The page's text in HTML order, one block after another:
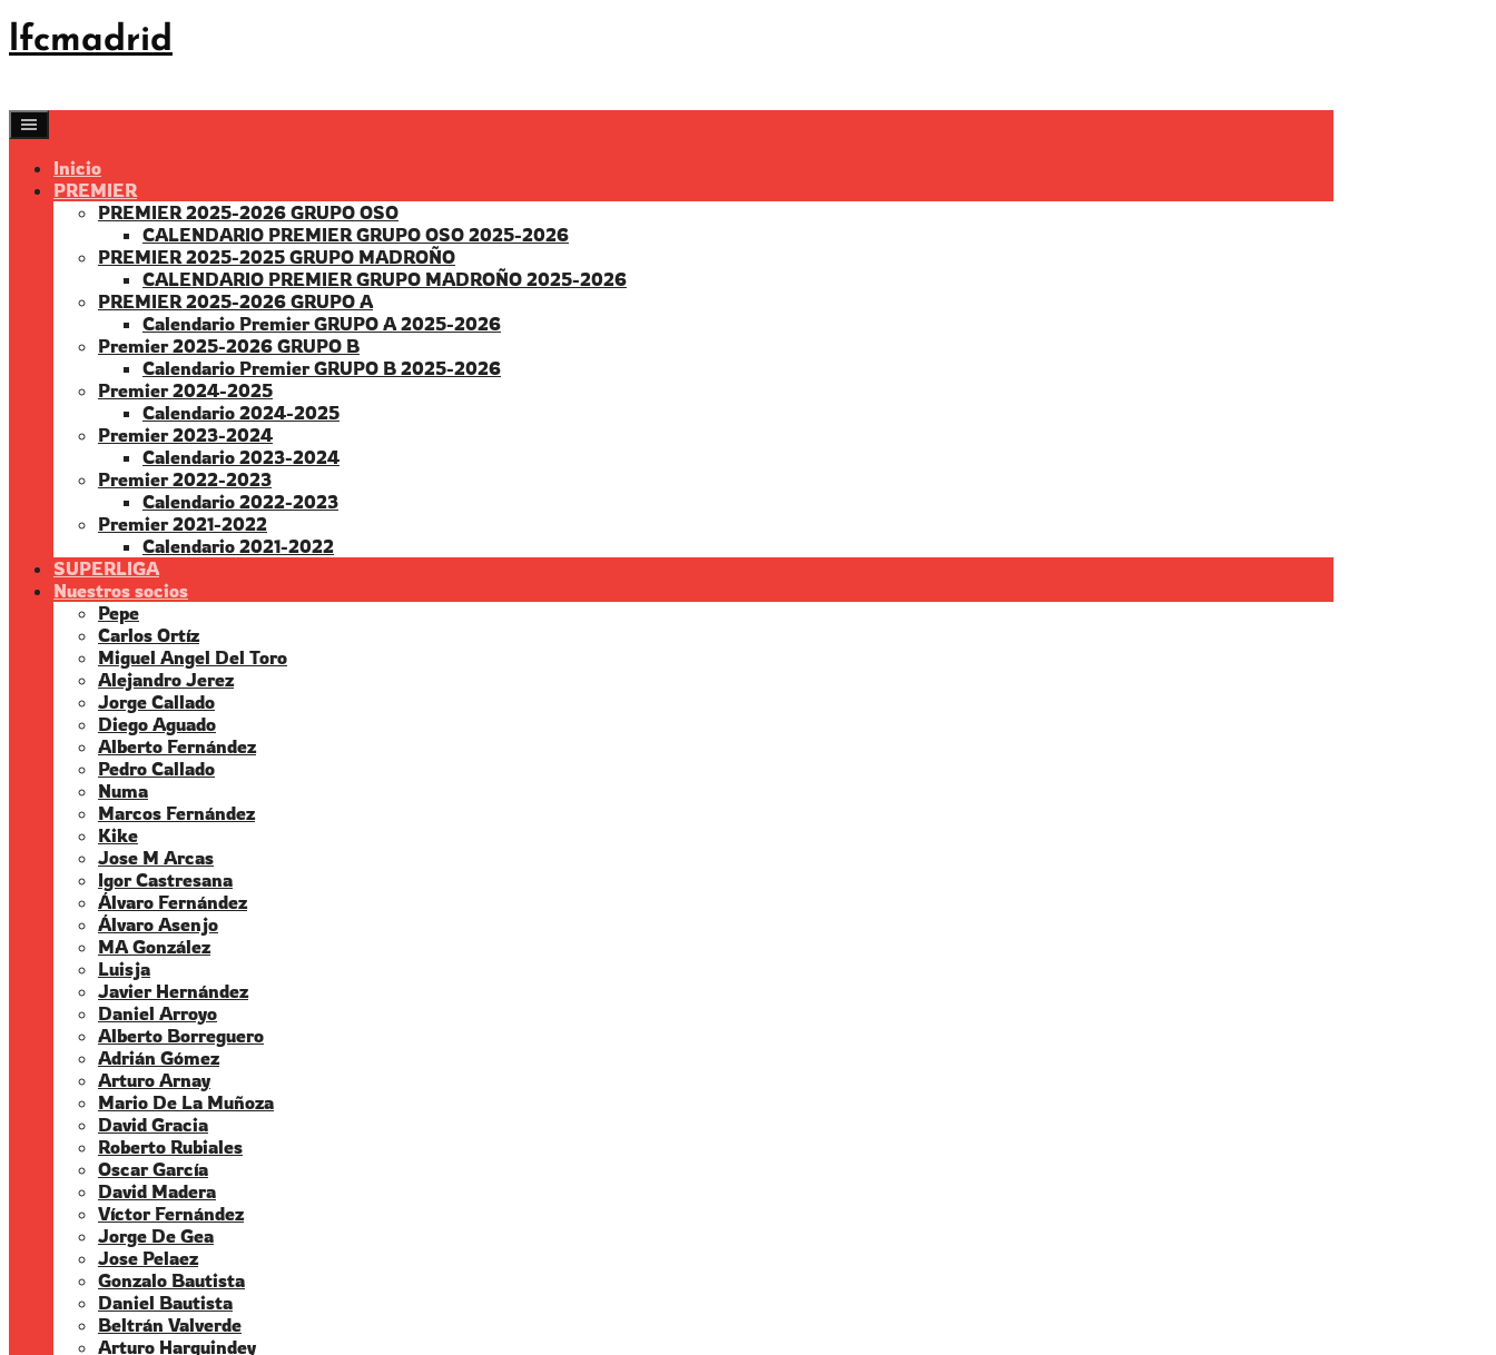
Saltar
al
lfcmadrid
Inicio
PREMIER
PREMIER 2025-2026 GRUPO OSO
CALENDARIO PREMIER GRUPO OSO 2025-2026
PREMIER 2025-2025 GRUPO MADROÑO
CALENDARIO PREMIER GRUPO MADROÑO 2025-2026
PREMIER 2025-2026 GRUPO A
Calendario Premier GRUPO A 2025-2026
Premier 2025-2026 GRUPO B
Calendario Premier GRUPO B 2025-2026
Premier 2024-2025
Calendario 2024-2025
Premier 2023-2024
Calendario 2023-2024
Premier 2022-2023
Calendario 2022-2023
Premier 2021-2022
Calendario 2021-2022
SUPERLIGA
Nuestros socios
Pepe
Carlos Ortíz
Miguel Angel Del Toro
Alejandro Jerez
Jorge Callado
Diego Aguado
Alberto Fernández
Pedro Callado
Numa
Marcos Fernández
Kike
Jose M Arcas
Igor Castresana
Álvaro Fernández
Álvaro Asenjo
MA González
Luisja
Javier Hernández
Daniel Arroyo
Alberto Borreguero
Adrián Gómez
Arturo Arnay
Mario De La Muñoza
David Gracia
Roberto Rubiales
Oscar García
David Madera
Víctor Fernández
Jorge De Gea
Jose Pelaez
Gonzalo Bautista
Daniel Bautista
Beltrán Valverde
Arturo Harguindey